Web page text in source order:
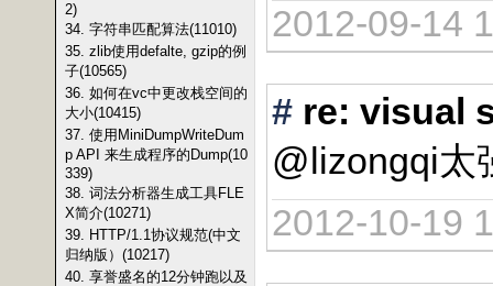
2)
34. 字符串匹配算法(11010)
35. zlib使用defalte, gzip的例
子(10565)
36. 如何在vc中更改栈空间的
大小(10415)
37. 使用MiniDumpWriteDum
p API 来生成程序的Dump(10
339)
38. 词法分析器生成工具FLE
X简介(10271)
39. HTTP/1.1协议规范(中文
归纳版）(10217)
40. 享誉盛名的12分钟跑以及
2012-09-14
# re: visual
@lizongqi太
2012-10-19